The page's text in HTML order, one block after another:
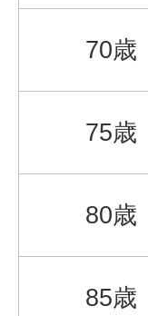
70歳
75歳
80歳
85歳